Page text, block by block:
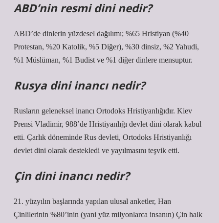
ABD’nin resmi dini nedir?
ABD’de dinlerin yüzdesel dağılımı; %65 Hristiyan (%40
Protestan, %20 Katolik, %5 Diğer), %30 dinsiz, %2 Yahudi,
%1 Müslüman, %1 Budist ve %1 diğer dinlere mensuptur.
Rusya dini inancı nedir?
Rusların geleneksel inancı Ortodoks Hristiyanlığıdır. Kiev
Prensi Vladimir, 988’de Hristiyanlığı devlet dini olarak kabul
etti. Çarlık döneminde Rus devleti, Ortodoks Hristiyanlığı
devlet dini olarak destekledi ve yayılmasını teşvik etti.
Çin dini inancı nedir?
21. yüzyılın başlarında yapılan ulusal anketler, Han
Çinlilerinin %80’inin (yani yüz milyonlarca insanın) Çin halk